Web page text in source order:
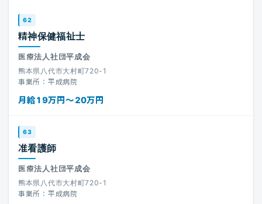
62
精神保健福祉士
医療法人社団平成会
熊本県八代市大村町720-1
事業所：平成病院
月給19万円〜20万円
63
准看護師
医療法人社団平成会
熊本県八代市大村町720-1
事業所：平成病院